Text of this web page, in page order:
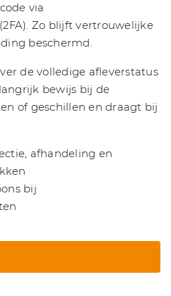
via
Zo blijft vertrouwelijke
beschermd.
de volledige afleverstatus
bewijs bij de
of geschillen en draagt bij
afhandeling en
bij